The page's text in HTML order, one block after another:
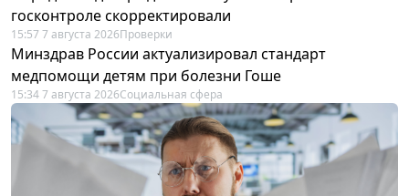
госконтроле скорректировали
15:57 7 августа 2026Проверки
Минздрав России актуализировал стандарт
медпомощи детям при болезни Гоше
15:34 7 августа 2026Социальная сфера